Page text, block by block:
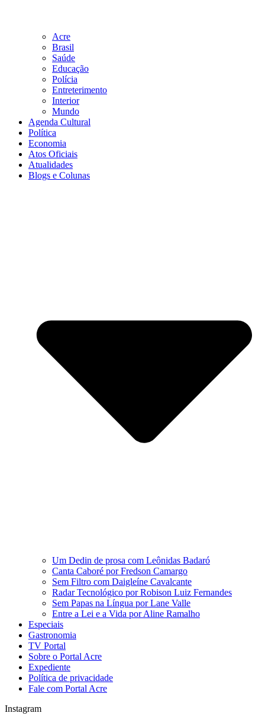
Acre
Brasil
Saúde
Educação
Polícia
Entreterimento
Interior
Mundo
Agenda Cultural
Política
Economia
Atos Oficiais
Atualidades
Blogs e Colunas
Um Dedin de prosa com Leônidas Badaró
Canta Caboré por Fredson Camargo
Sem Filtro com Daigleíne Cavalcante
Radar Tecnológico por Robison Luiz Fernandes
Sem Papas na Língua por Lane Valle
Entre a Lei e a Vida por Aline Ramalho
Especiais
Gastronomia
TV Portal
Sobre o Portal Acre
Expediente
Política de privacidade
Fale com Portal Acre
Instagram